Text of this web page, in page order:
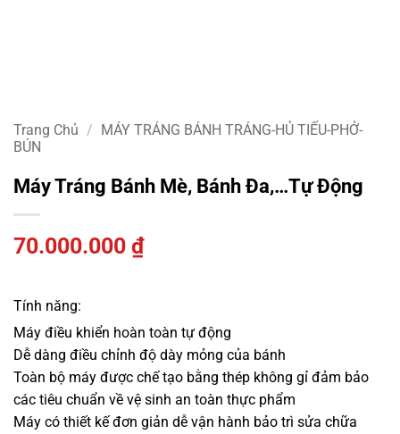
Trang Chủ / MÁY TRÁNG BÁNH TRÁNG-HỦ TIẾU-PHỞ-
BÚN
Máy Tráng Bánh Mè, Bánh Đa,…tự Động
70.000.000 ₫
Tính năng:
Máy điều khiển hoàn toàn tự động
Dễ dàng điều chỉnh độ dày mỏng của bánh
Toàn bộ máy được chế tạo bằng thép không gỉ đảm bảo
các tiêu chuẩn về vệ sinh an toàn thực phẩm
Máy có thiết kế đơn giản dễ vận hành bảo trì sửa chữa